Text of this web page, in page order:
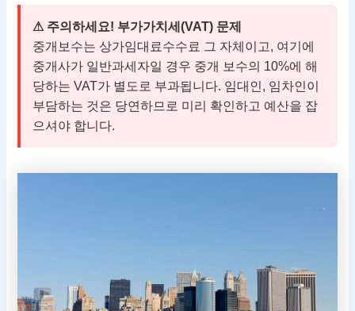
⚠ 주의하세요! 부가가치세(VAT) 문제
중개보수는 상가임대료수수료 그 자체이고, 여기에
중개사가 일반과세자일 경우 중개 보수의 10%에 해
당하는 VAT가 별도로 부과됩니다. 임대인, 임차인이
부담하는 것은 당연하므로 미리 확인하고 예산을 잡
으셔야 합니다.